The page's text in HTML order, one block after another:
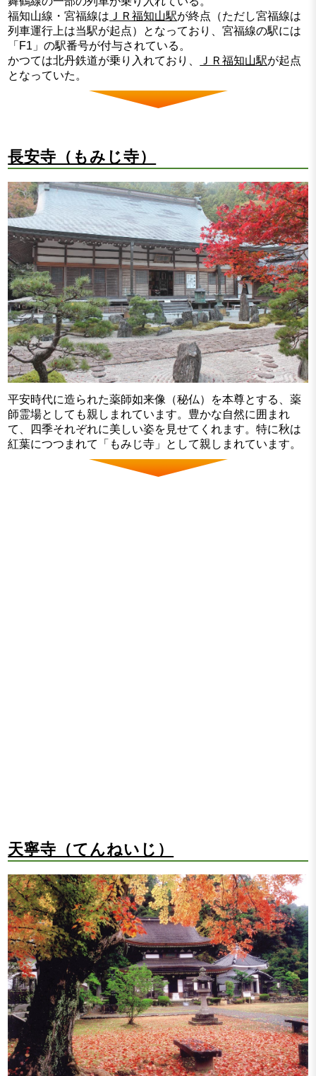
福知山線・宮福線は ＪＲ福知山駅が終点（ただし宮福線は
列車運行上は当駅が起点）となっており、宮福線の駅には
「F1」の駅番号が付与されている。
かつては北丹鉄道が乗り入れており、
ＪＲ福知山駅が起点
となっていた。
長安寺（もみじ寺）
平安時代に造られた薬師如来像（秘仏）を本尊とする、薬
師霊場としても親しまれています。豊かな自然に囲まれ
て、四季それぞれに美しい姿を見せてくれます。特に秋は
紅葉につつまれて「もみじ寺」として親しまれています。
天寧寺（てんねいじ）